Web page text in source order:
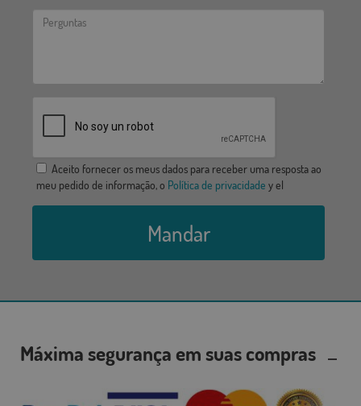
Aceito fornecer os meus dados para receber uma resposta ao
meu pedido de informação, o Política de privacidade y el
Mandar
Máxima segurança em suas compras